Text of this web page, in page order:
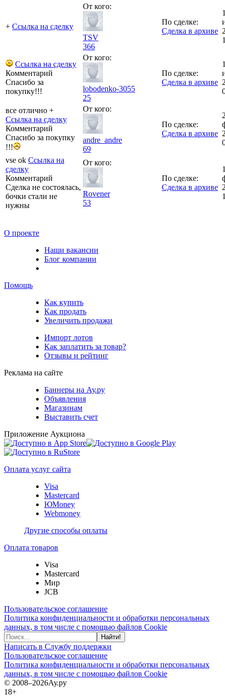
+ Ссылка на сделку
От кого:
TSV
366
По сделке:
Сделка в архиве
Ссылка на сделку
Комментарий
Спасибо за
покупку!!!
От кого:
lobodenko-3055
25
По сделке:
Сделка в архиве
все отлично +
Ссылка на сделку
Комментарий
Спасибо за покупку
!!!
От кого:
andre_andre
69
По сделке:
Сделка в архиве
vse ok Ссылка на
сделку
Комментарий
Сделка не состоялась,
бочки стали не
нужны
От кого:
Rovener
53
По сделке:
Сделка в архиве
О проекте
Наши вакансии
Блог компании
Помощь
Как купить
Как продать
Увеличить продажи
Импорт лотов
Как заплатить за товар?
Отзывы и рейтинг
Реклама на сайте
Баннеры на Ау.ру
Объявления
Магазинам
Выставить счет
Приложение Аукциона
Оплата услуг сайта
Visa
Mastercard
ЮMoney
Webmoney
Другие способы оплаты
Оплата товаров
Visa
Mastercard
Мир
JCB
Пользовательское соглашение
Политика конфиденциальности и обработки персональных
данных, в том числе с помощью файлов Cookie
Найти!
Написать в Службу поддержки
Пользовательское соглашение
Политика конфиденциальности и обработки персональных
данных, в том числе с помощью файлов Cookie
© 2008–2026Ау.ру
18+